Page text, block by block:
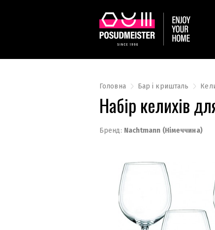
Головна Бар і кришталь
Набір келихів
Бренд: Nachtmann (Німеччина)